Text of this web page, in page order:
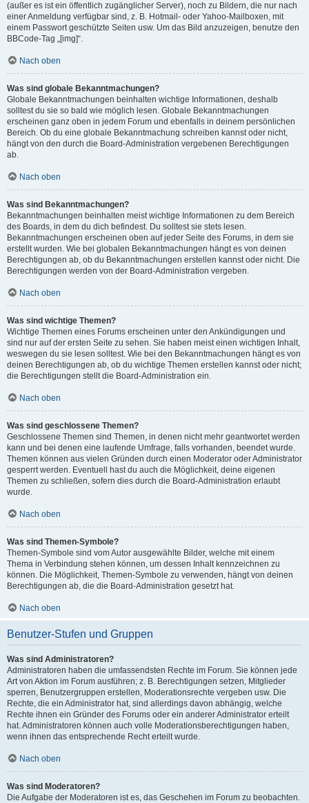
(außer es ist ein öffentlich zugänglicher Server), noch zu Bildern, die nur nach
einer Anmeldung verfügbar sind, z. B. Hotmail- oder Yahoo-Mailboxen, mit
einem Passwort geschützte Seiten usw. Um das Bild anzuzeigen, benutze den
BBCode-Tag „[img]“.
Nach oben
Was sind globale Bekanntmachungen?
Globale Bekanntmachungen beinhalten wichtige Informationen, deshalb
solltest du sie so bald wie möglich lesen. Globale Bekanntmachungen
erscheinen ganz oben in jedem Forum und ebenfalls in deinem persönlichen
Bereich. Ob du eine globale Bekanntmachung schreiben kannst oder nicht,
hängt von den durch die Board-Administration vergebenen Berechtigungen
ab.
Nach oben
Was sind Bekanntmachungen?
Bekanntmachungen beinhalten meist wichtige Informationen zu dem Bereich
des Boards, in dem du dich befindest. Du solltest sie stets lesen.
Bekanntmachungen erscheinen oben auf jeder Seite des Forums, in dem sie
erstellt wurden. Wie bei globalen Bekanntmachungen hängt es von deinen
Berechtigungen ab, ob du Bekanntmachungen erstellen kannst oder nicht. Die
Berechtigungen werden von der Board-Administration vergeben.
Nach oben
Was sind wichtige Themen?
Wichtige Themen eines Forums erscheinen unter den Ankündigungen und
sind nur auf der ersten Seite zu sehen. Sie haben meist einen wichtigen Inhalt,
weswegen du sie lesen solltest. Wie bei den Bekanntmachungen hängt es von
deinen Berechtigungen ab, ob du wichtige Themen erstellen kannst oder nicht;
die Berechtigungen stellt die Board-Administration ein.
Nach oben
Was sind geschlossene Themen?
Geschlossene Themen sind Themen, in denen nicht mehr geantwortet werden
kann und bei denen eine laufende Umfrage, falls vorhanden, beendet wurde.
Themen können aus vielen Gründen durch einen Moderator oder Administrator
gesperrt werden. Eventuell hast du auch die Möglichkeit, deine eigenen
Themen zu schließen, sofern dies durch die Board-Administration erlaubt
wurde.
Nach oben
Was sind Themen-Symbole?
Themen-Symbole sind vom Autor ausgewählte Bilder, welche mit einem
Thema in Verbindung stehen können, um dessen Inhalt kennzeichnen zu
können. Die Möglichkeit, Themen-Symbole zu verwenden, hängt von deinen
Berechtigungen ab, die die Board-Administration gesetzt hat.
Nach oben
Benutzer-Stufen und Gruppen
Was sind Administratoren?
Administratoren haben die umfassendsten Rechte im Forum. Sie können jede
Art von Aktion im Forum ausführen; z. B. Berechtigungen setzen, Mitglieder
sperren, Benutzergruppen erstellen, Moderationsrechte vergeben usw. Die
Rechte, die ein Administrator hat, sind allerdings davon abhängig, welche
Rechte ihnen ein Gründer des Forums oder ein anderer Administrator erteilt
hat. Administratoren können auch volle Moderationsberechtigungen haben,
wenn ihnen das entsprechende Recht erteilt wurde.
Nach oben
Was sind Moderatoren?
Die Aufgabe der Moderatoren ist es, das Geschehen im Forum zu beobachten.